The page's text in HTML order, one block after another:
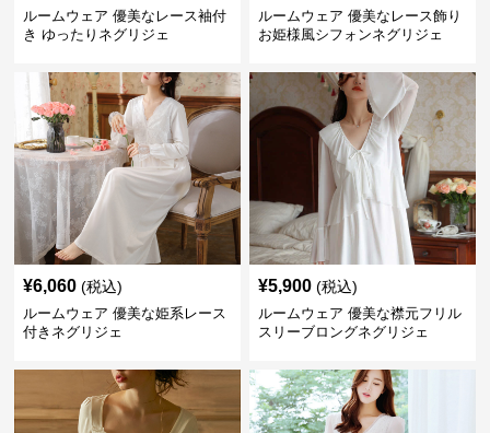
ルームウェア 優美なレース袖付
き ゆったりネグリジェ
ルームウェア 優美なレース飾り
お姫様風シフォンネグリジェ
¥6,060 (税込)
ルームウェア 優美な姫系レース
付きネグリジェ
¥5,900 (税込)
ルームウェア 優美な襟元フリル
スリーブロングネグリジェ